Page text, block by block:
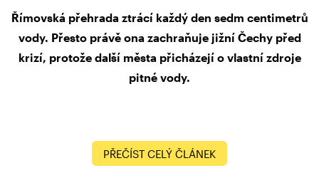
Římovská přehrada ztrácí každý den sedm centimetrů
vody. Přesto právě ona zachraňuje jižní Čechy před
krizí, protože další města přicházejí o vlastní zdroje
pitné vody.
PŘEČÍST CELÝ ČLÁNEK